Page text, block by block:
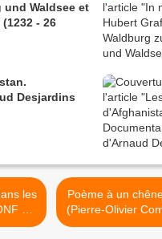
und Waldsee et
- 26
Desjardins
n'y
Poème à un